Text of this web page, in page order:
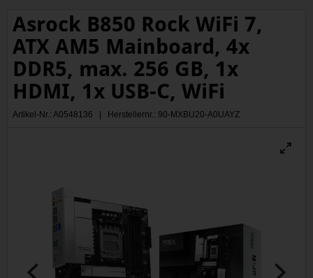
Asrock B850 Rock WiFi 7,
ATX AM5 Mainboard, 4x
DDR5, max. 256 GB, 1x
HDMI, 1x USB-C, WiFi
Artikel-Nr.: A0548136 | Herstellernr.: 90-MXBU20-A0UAYZ